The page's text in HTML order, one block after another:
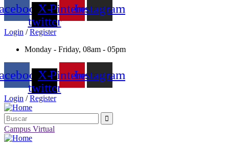
X-
twitter
PinterestInstagram
Login / Register
Monday - Friday, 08am - 05pm
X-
twitter
PinterestInstagram
Login / Register
Campus Virtual